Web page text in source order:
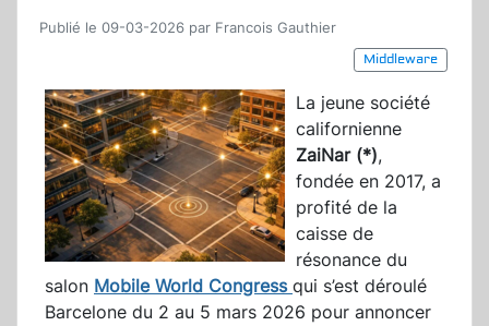
Publié le 09-03-2026 par Francois Gauthier
Middleware
La jeune société
californienne
ZaiNar (*),
fondée en 2017, a
profité de la
caisse de
résonance du
salon Mobile World Congress qui s’est déroulé
Barcelone du 2 au 5 mars 2026 pour annoncer